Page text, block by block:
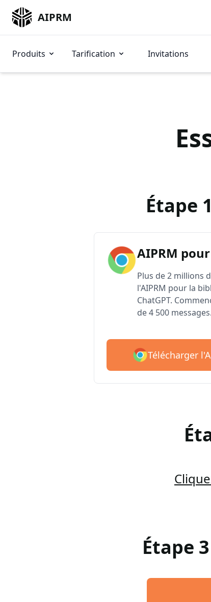
AIPRM
Produits Tarification Invitations
Étape
AIPRM
Plus de 2 millions
l'AIPRM pour la
ChatGPT.
de 4 500 messages.
Télécharger
Étape